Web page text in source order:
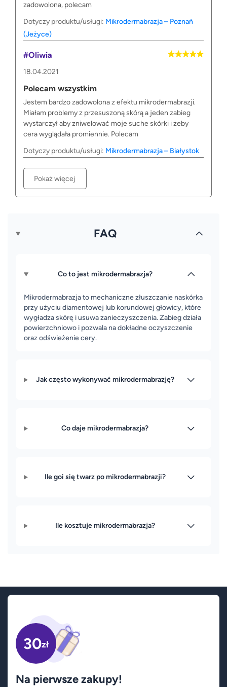
zadowolona, polecam
Dotyczy produktu/usługi: Mikrodermabrazja – Poznań
(Jeżyce)
#Oliwia
18.04.2021
Polecam wszystkim
Jestem bardzo zadowolona z efektu mikrodermabrazji.
Miałam problemy z przesuszoną skórą a jeden zabieg
wystarczył aby zniwelować moje suche skórki i żeby
cera wyglądała promiennie. Polecam
Dotyczy produktu/usługi: Mikrodermabrazja – Białystok
Pokaż więcej
FAQ
Co to jest mikrodermabrazja?
Mikrodermabrazja to mechaniczne złuszczanie naskórka
przy użyciu diamentowej lub korundowej głowicy, które
wygładza skórę i usuwa zanieczyszczenia. Zabieg działa
powierzchniowo i pozwala na dokładne oczyszczenie
oraz odświeżenie cery.
Jak często wykonywać mikrodermabrazję?
Co daje mikrodermabrazja?
Ile goi się twarz po mikrodermabrazji?
Ile kosztuje mikrodermabrazja?
30zł
Na pierwsze zakupy!